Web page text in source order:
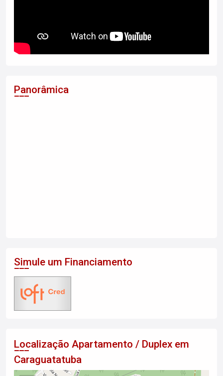
Panorâmica
Simule um Financiamento
Localização Apartamento / Duplex em
Caraguatatuba